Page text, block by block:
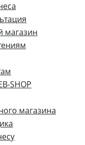
магазин
SHOP
магазина